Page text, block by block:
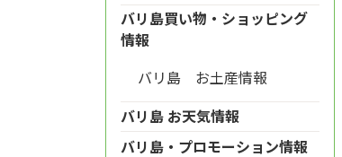
バリ島買い物・ショッピング
情報
バリ島 お土産情報
バリ島 お天気情報
バリ島・プロモーション情報